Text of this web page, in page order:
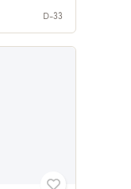
D-33